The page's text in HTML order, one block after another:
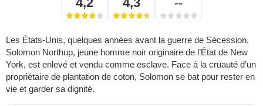
Les États-Unis, quelques années avant la guerre de Sécession.
Solomon Northup, jeune homme noir originaire de l’État de New
York, est enlevé et vendu comme esclave. Face à la cruauté d’un
propriétaire de plantation de coton, Solomon se bat pour rester en
vie et garder sa dignité.